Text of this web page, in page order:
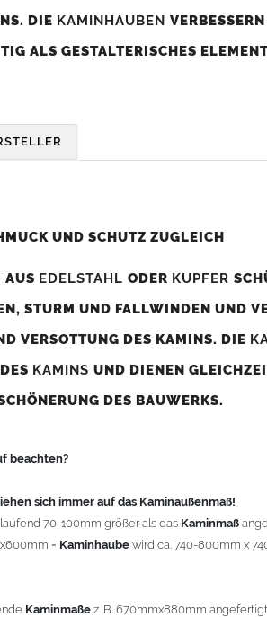
DIE KAMINHAUBEN
ALS GESTALTERISCHES
bitte"ohne"Bohrungen (Auswahlfeld)
Abstand vom Kaminrand ca. 80mm
Abstand vom Kaminrand ca. 140mm
450mm geliefert werden (Aufpreis
UND SCHUTZ ZUGLEICH
AUS EDELSTAHL ODER KUPFER
STURM UND FALLWINDEN UND
VERSOTTUNG DES KAMINS. DIE
KAMINS UND DIENEN
DES BAUWERKS.
beachten?
sich immer auf das Kaminaußenmaß!
70-100mm größer als das Kaminmaß
= Kaminhaube wird ca. 740-800mm x
Kaminmaße z. B. 670mmx880mm